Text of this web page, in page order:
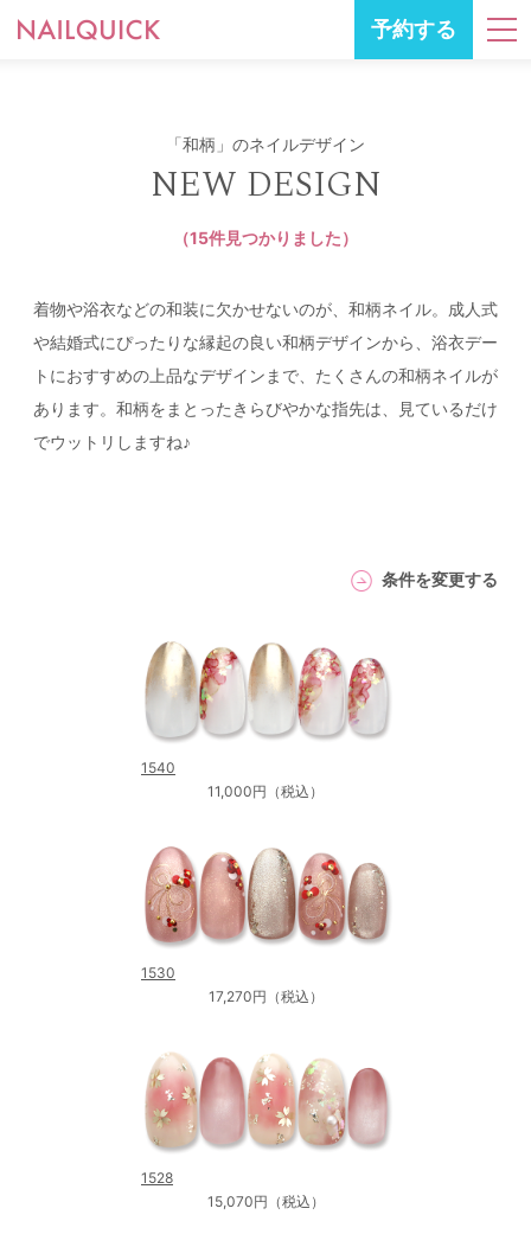
予約する
「和柄」のネイルデザイン
NEW DESIGN
（15件見つかりました）
着物や浴衣などの和装に欠かせないのが、和柄ネイル。成人式
や結婚式にぴったりな縁起の良い和柄デザインから、浴衣デー
トにおすすめの上品なデザインまで、たくさんの和柄ネイルが
あります。和柄をまとったきらびやかな指先は、見ているだけ
でウットリしますね♪
条件を変更する
1540
11,000円（税込）
1530
17,270円（税込）
1528
15,070円（税込）